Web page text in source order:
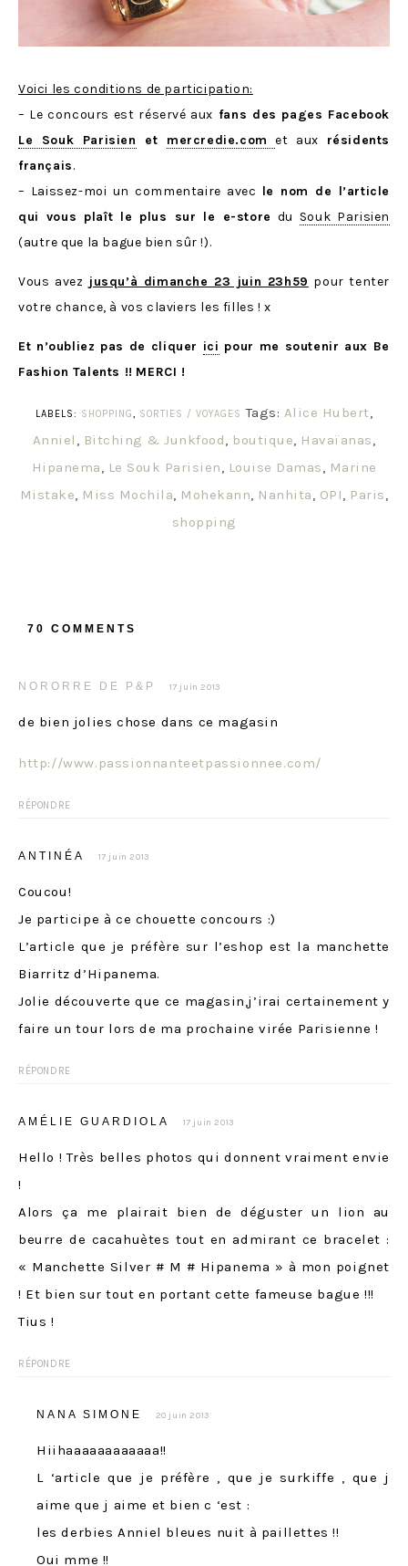
Voici les conditions de participation:
– Le concours est réservé aux fans des pages Facebook
Le Souk Parisien et mercredie.com et aux résidents
français.
– Laissez-moi un commentaire avec le nom de l’article
qui vous plaît le plus sur le e-store du Souk Parisien
(autre que la bague bien sûr !).
Vous avez jusqu’à dimanche 23 juin 23h59 pour tenter
votre chance, à vos claviers les filles ! x
Et n’oubliez pas de cliquer ici pour me soutenir aux Be
Fashion Talents !! MERCI !
LABELS: SHOPPING, SORTIES / VOYAGES Tags: Alice Hubert,
Anniel , Bitching & Junkfood, boutique, Havaïanas,
Hipanema, Le Souk Parisien, Louise Damas, Marine
Mistake, Miss Mochila, Mohekann, Nanhita, OPI, Paris,
shopping
70 COMMENTS
NORORRE DE P&P 17 juin 2013
de bien jolies chose dans ce magasin
http://www.passionnanteetpassionnee.com/
RÉPONDRE
ANTINÉA 17 juin 2013
Coucou!
Je participe à ce chouette concours :)
L’article que je préfère sur l’eshop est la manchette
Biarritz d’Hipanema.
Jolie découverte que ce magasin,j’irai certainement y
faire un tour lors de ma prochaine virée Parisienne !
RÉPONDRE
AMÉLIE GUARDIOLA 17 juin 2013
Hello ! Très belles photos qui donnent vraiment envie
!
Alors ça me plairait bien de déguster un lion au
beurre de cacahuètes tout en admirant ce bracelet :
« Manchette Silver # M # Hipanema » à mon poignet
! Et bien sur tout en portant cette fameuse bague !!!
Tius !
RÉPONDRE
NANA SIMONE 20 juin 2013
Hiihaaaaaaaaaaaa!!
L ‘article que je préfère , que je surkiffe , que j
aime que j aime et bien c ‘est :
les derbies Anniel bleues nuit à paillettes !!
Oui mme !!